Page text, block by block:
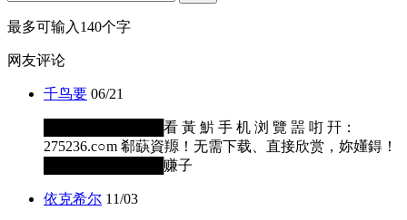
最多可输入140个字
网友评论
千鸟要 06/21
████████████看 黃 魸 手 机 浏 覽 噐 咑 幵：
275236.c○m 郗蒛資羱！无需下载、直接欣赏，妳嬞鍀！
████████████赚子
依克希尔 11/03